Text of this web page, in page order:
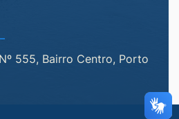
555, Bairro Centro, Porto